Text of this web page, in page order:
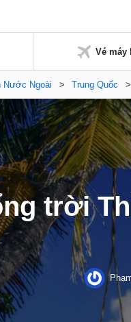
Vé máy
Nước Ngoài > Trung Quốc >
trời